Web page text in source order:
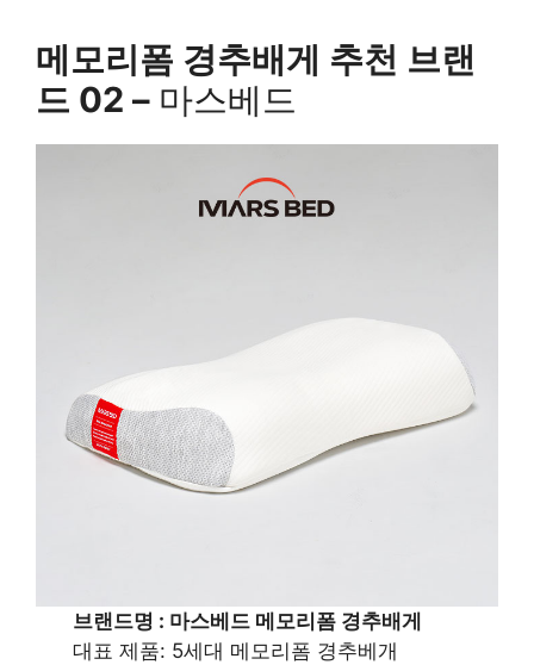
메모리폼 경추배게 추천 브랜
드 02 – 마스베드
브랜드명 : 마스베드 메모리폼 경추배게
대표 제품: 5세대 메모리폼 경추베개